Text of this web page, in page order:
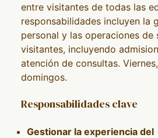
entre visitantes de todas las
responsabilidades incluyen la
personal y las operaciones de
visitantes, incluyendo
atención de consultas.
domingos.
Responsabilidades clave
Gestionar la experiencia del